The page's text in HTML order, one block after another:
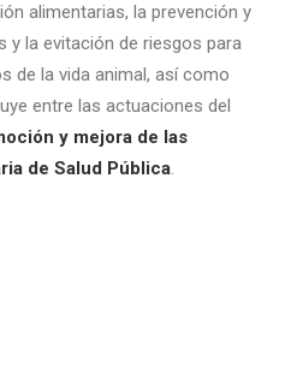
alimentarias, la prevención y
y la evitación de riesgos para
de la vida animal, así como
entre las actuaciones del
y mejora de las
de Salud Pública.